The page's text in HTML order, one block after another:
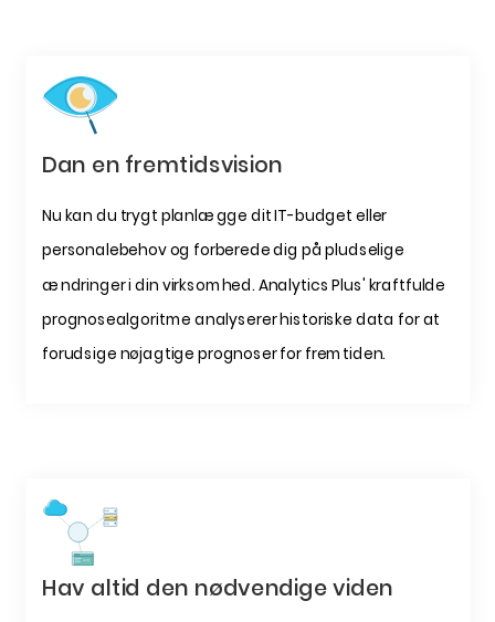
Dan en fremtidsvision
Nu kan du trygt planlægge dit IT-budget eller
personalebehov og forberede dig på pludselige
ændringer i din virksomhed. Analytics Plus' kraftfulde
prognosealgoritme analyserer historiske data for at
forudsige nøjagtige prognoser for fremtiden.
Hav altid den nødvendige viden